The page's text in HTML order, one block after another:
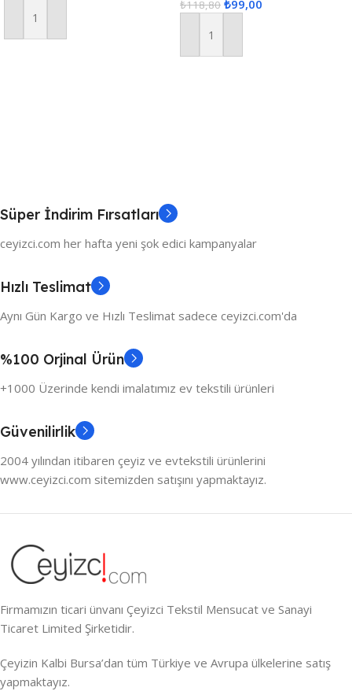
Sepete Ekle
₺118,80 ₺99,00
Sepete Ekle
Süper İndirim Fırsatları
ceyizci.com her hafta yeni şok edici kampanyalar
Hızlı Teslimat
Aynı Gün Kargo ve Hızlı Teslimat sadece ceyizci.com'da
%100 Orjinal Ürün
+1000 Üzerinde kendi imalatımız ev tekstili ürünleri
Güvenilirlik
2004 yılından itibaren çeyiz ve evtekstili ürünlerini
www.ceyizci.com sitemizden satışını yapmaktayız.
Firmamızın ticari ünvanı Çeyizci Tekstil Mensucat ve Sanayi
Ticaret Limited Şirketidir.
Çeyizin Kalbi Bursa’dan tüm Türkiye ve Avrupa ülkelerine satış
yapmaktayız.